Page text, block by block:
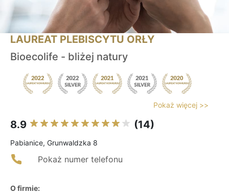
LAUREAT PLEBISCYTU ORŁY
Bioecolife - bliżej natury
Pokaż więcej >>
8.9 (14)
Pabianice, Grunwaldzka 8
Pokaż numer telefonu
O firmie: